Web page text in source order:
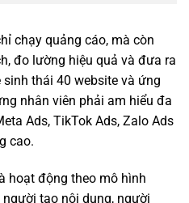
chạy quảng cáo, mà còn
đo lường hiệu quả và đưa ra
thái 40 website và ứng
nhân viên phải am hiểu đa
Ads, TikTok Ads, Zalo Ads
cao.
hoạt động theo mô hình
tạo nội dung, người